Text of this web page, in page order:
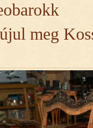
meg